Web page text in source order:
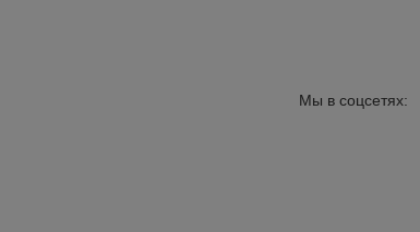
Мы в соцсетях: